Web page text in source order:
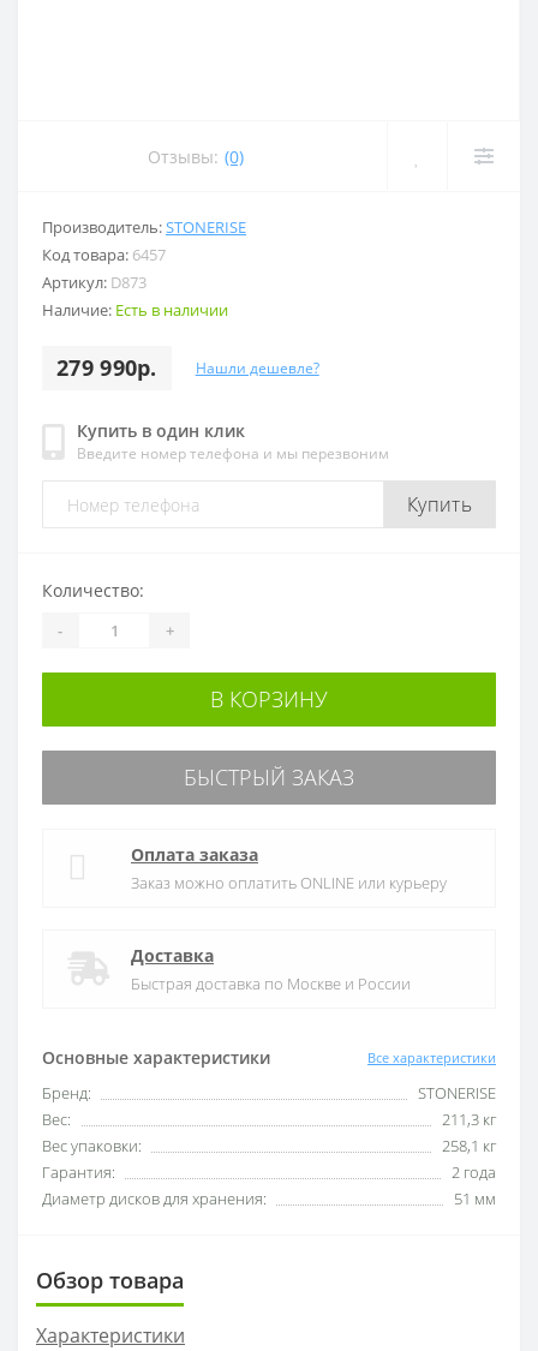
Отзывы: (0)
Производитель:STONERISE
Код товара: 6457
Артикул: D873
Наличие: Есть в наличии
279 990р. Нашли дешевле?
Купить в один клик
Введите номер телефона и мы перезвоним
Купить
Основные характеристики Все характеристики
Бренд:
STONERISE
Вес:
211,3 кг
Вес упаковки:
258,1 кг
Гарантия:
2 года
Диаметр дисков для хранения:
51 мм
Количество:
- +
В КОРЗИНУ
БЫСТРЫЙ ЗАКАЗ
Оплата заказа
Заказ можно оплатить ONLINE или курьеру
Доставка
Быстрая доставка по Москве и России
Обзор товара
Характеристики